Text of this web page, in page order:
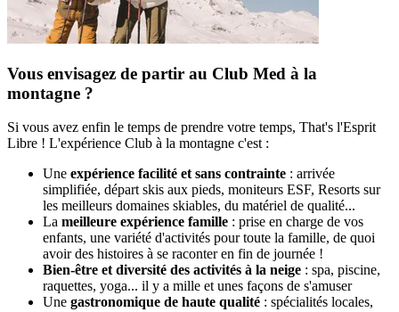
Vous envisagez de partir au Club Med à la
montagne ?
Si vous avez enfin le temps de prendre votre temps, That's l'Esprit
Libre ! L'expérience Club à la montagne c'est :
Une expérience facilité et sans contrainte : arrivée
simplifiée, départ skis aux pieds, moniteurs ESF, Resorts sur
les meilleurs domaines skiables, du matériel de qualité...
La meilleure expérience famille : prise en charge de vos
enfants, une variété d'activités pour toute la famille, de quoi
avoir des histoires à se raconter en fin de journée !
Bien-être et diversité des activités à la neige : spa, piscine,
raquettes, yoga... il y a mille et unes façons de s'amuser
Une gastronomique de haute qualité : spécialités locales,